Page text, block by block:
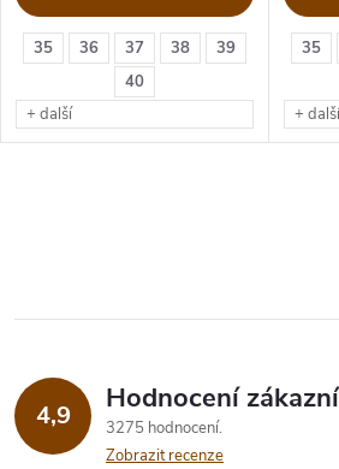
35 36 37 38
39
40
+ další
35
+ další
4,9 Hodnocení
3275 hodnocení
Zobrazit recenze